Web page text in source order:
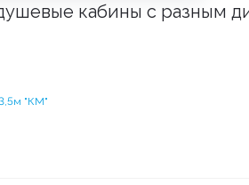
кабины с разным
"КМ"